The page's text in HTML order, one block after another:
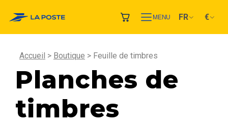
MENU FR €
Accueil Boutique Feuille de timbres
Planches de
timbres